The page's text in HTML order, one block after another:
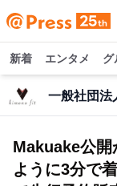
新着 エンタメ グ
一般社団法
Makuake公開
ように3分で